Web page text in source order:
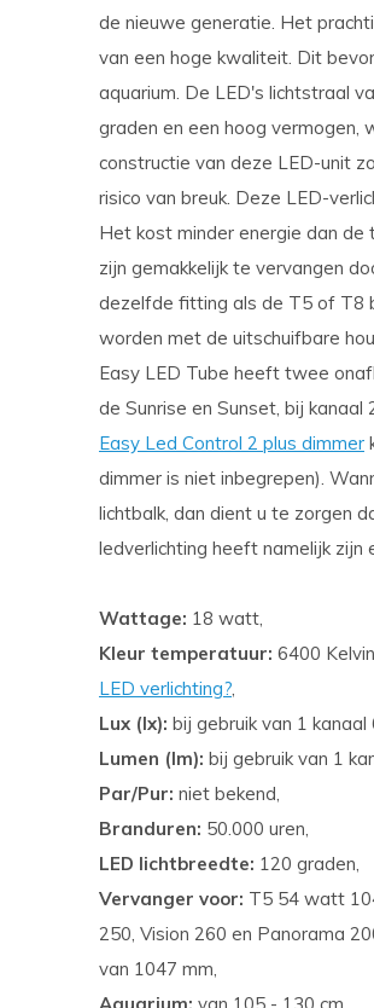
de nieuwe generatie. Het
van een hoge kwaliteit. Dit
aquarium. De LED's lichtstraal
graden en een hoog vermogen,
constructie van deze LED-unit
risico van breuk. Deze LED-
Het kost minder energie dan
zijn gemakkelijk te vervangen
dezelfde fitting als de T5 of T8
worden met de uitschuifbare
Easy LED Tube heeft twee
de Sunrise en Sunset, bij
Easy Led Control 2 plus dimmer
dimmer is niet inbegrepen).
lichtbalk, dan dient u te zorgen
ledverlichting heeft namelijk zijn
Wattage: 18 watt,
Kleur temperatuur: 6400
LED verlichting?,
Lux (lx): bij gebruik van 1
Lumen (lm): bij gebruik van 1
Par/Pur: niet bekend,
Branduren: 50.000 uren,
LED lichtbreedte: 120 graden,
Vervanger voor: T5 54 watt
250, Vision 260 en Panorama
van 1047 mm,